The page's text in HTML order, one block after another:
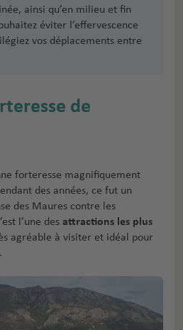
ainsi qu’en milieu et fin
éviter l’effervescence
vos déplacements entre
de
forteresse magnifiquement
des années, ce fut un
des Maures contre les
l’une des attractions les plus
agréable à visiter et idéal pour